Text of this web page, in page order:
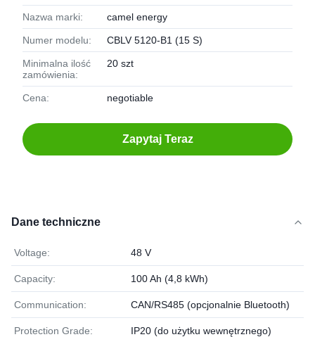
Nazwa marki: camel energy
Numer modelu: CBLV 5120-B1 (15 S)
Minimalna ilość
zamówienia:
20 szt
Cena: negotiable
Zapytaj Teraz
Dane techniczne
Voltage: 48 V
Capacity: 100 Ah (4,8 kWh)
Communication: CAN/RS485 (opcjonalnie Bluetooth)
Protection Grade: IP20 (do użytku wewnętrznego)